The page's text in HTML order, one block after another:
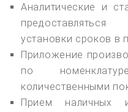
Аналитические и
установки сроков в
Приложение
по
количественными
Прием наличных